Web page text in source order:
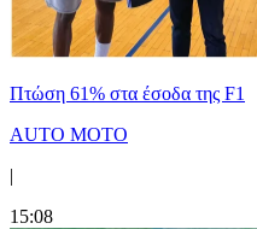
Πτώση 61% στα έσοδα της F1
AUTO MOTO
|
15:08